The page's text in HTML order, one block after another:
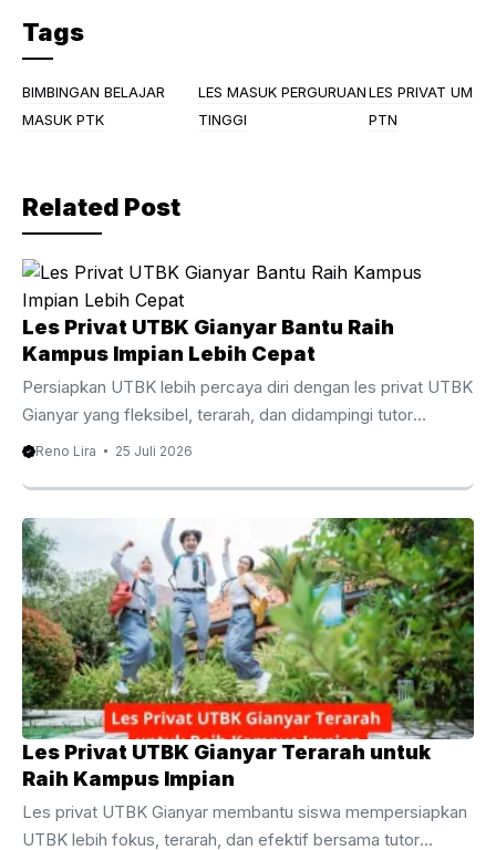
c
e
b
o
k
a
m
Tags
BIMBINGAN BELAJAR
MASUK PTK
LES MASUK PERGURUAN
TINGGI
LES PRIVAT UM
PTN
Related Post
Les Privat UTBK Gianyar Bantu Raih
Kampus Impian Lebih Cepat
Persiapkan UTBK lebih percaya diri dengan les privat UTBK
Gianyar yang fleksibel, terarah, dan didampingi tutor
berpengalaman. Les Privat UTBK Gianyar Membantu
Berbasis Komputer membutuhkan persiapan yang matang,
strategi belajar yang tepat, serta pendampingan yang
sesuai dengan kebutuhan setiap siswa. Oleh karena itu, les
privat UTBK Gianyar menjadi pilihan yang semakin diminati
oleh siswa SMA dan lulusan yang ingin meningkatkan
peluang diterima di perguruan tinggi negeri impian. Berbeda
dengan pembelajaran di kelas yang ...
Reno Lira 25 Juli 2026
Les Privat UTBK Gianyar Terarah untuk
Raih Kampus Impian
Les privat UTBK Gianyar membantu siswa mempersiapkan
UTBK lebih fokus, terarah, dan efektif bersama tutor